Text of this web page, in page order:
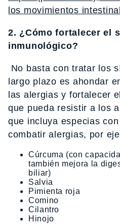
los movimientos
2. ¿Cómo fortalecer el
inmunológico?
No basta con tratar los
largo plazo es ahondar
las alergias y fortalecer
que pueda resistir a los
que incluya especias
combatir alergias, por
Cúrcuma (con
también mejora la
biliar)
Salvia
Pimienta roja
Comino
Cilantro
Hinojo